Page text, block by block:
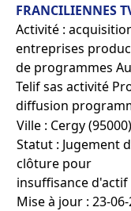
FRANCILIENNES
Activité :
entreprises
de programmes
Telif sas activité
diffusion
Ville : Cergy (95000)
Statut : Jugement
clôture pour
insuffisance d'actif
Mise à jour : 23-